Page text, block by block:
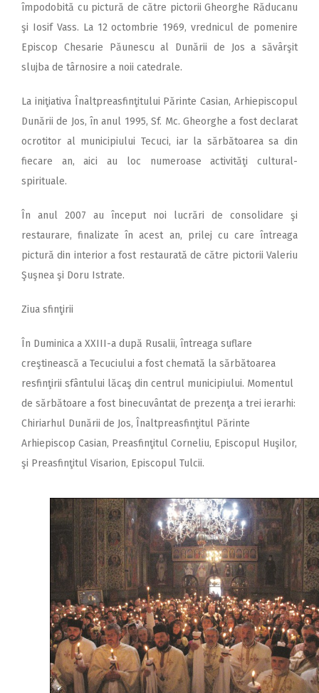
împodobită cu pictură de către pictorii Gheorghe Răducanu
şi Iosif Vass. La 12 octombrie 1969, vrednicul de pomenire
Episcop Chesarie Păunescu al Dunării de Jos a săvârşit
slujba de târnosire a noii catedrale.
La iniţiativa Înaltpreasfinţitului Părinte Casian, Arhiepiscopul
Dunării de Jos, în anul 1995, Sf. Mc. Gheorghe a fost declarat
ocrotitor al municipiului Tecuci, iar la sărbătoarea sa din
fiecare an, aici au loc numeroase activităţi cultural-
spirituale.
În anul 2007 au început noi lucrări de consolidare şi
restaurare, finalizate în acest an, prilej cu care întreaga
pictură din interior a fost restaurată de către pictorii Valeriu
Şuşnea şi Doru Istrate.
Ziua sfinţirii
În Duminica a XXIII-a după Rusalii, întreaga suflare
creştinească a Tecuciului a fost chemată la sărbătoarea
resfinţirii sfântului lăcaş din centrul municipiului. Momentul
de sărbătoare a fost binecuvântat de prezenţa a trei ierarhi:
Chiriarhul Dunării de Jos, Înaltpreasfinţitul Părinte
Arhiepiscop Casian, Preasfinţitul Corneliu, Episcopul Huşilor,
şi Preasfinţitul Visarion, Episcopul Tulcii.